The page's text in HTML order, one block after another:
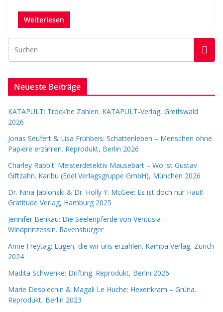
Weiterlesen
Neueste Beiträge
KATAPULT: Trock’ne Zahlen. KATAPULT-Verlag, Greifswald
2026
Jonas Seufert & Lisa Frühbeis: Schattenleben – Menschen ohne
Papiere erzählen. Reprodukt, Berlin 2026
Charley Rabbit: Meisterdetektiv Mausebart – Wo ist Gustav
Giftzahn. Karibu (Edel Verlagsgruppe GmbH), München 2026
Dr. Nina Jablonski & Dr. Holly Y. McGee: Es ist doch nur Haut!
Gratitude Verlag, Hamburg 2025
Jennifer Benkau: Die Seelenpferde von Ventusia –
Windprinzessin. Ravensburger
Anne Freytag: Lügen, die wir uns erzählen. Kampa Verlag, Zürich
2024
Madita Schwenke: Drifting. Reprodukt, Berlin 2026
Marie Desplechin & Magali Le Huche: Hexenkram – Grüna.
Reprodukt, Berlin 2023